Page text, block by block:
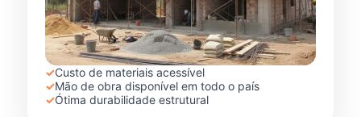
✓Custo de materiais acessível
✓Mão de obra disponível em todo o país
✓Ótima durabilidade estrutural